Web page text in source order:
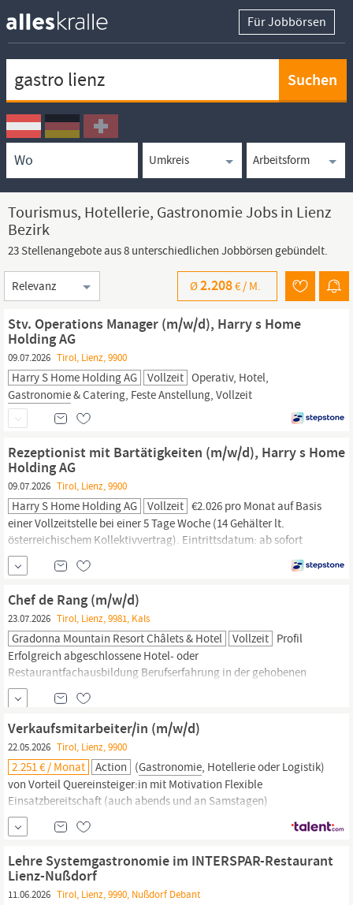
Für Jobbörsen
Ortssuche
Umkreissuche
Arbeitsform
Tourismus, Hotellerie, Gastronomie Jobs in Lienz
Bezirk
23 Stellenangebote aus 8 unterschiedlichen Jobbörsen gebündelt.
Sortierung
Ø2.208€ / M.
Stv. Operations Manager (m/w/d), Harry s Home
Holding AG
09.07.2026 Tirol, Lienz, 9900
Harry S Home Holding AG Vollzeit Operativ, Hotel,
Gastronomie& Catering, Feste Anstellung, Vollzeit
Rezeptionist mit Bartätigkeiten (m/w/d), Harry s Home
Holding AG
09.07.2026 Tirol, Lienz, 9900
Harry S Home Holding AG Vollzeit €2.026 pro Monat auf Basis
einer Vollzeitstelle bei einer 5 Tage Woche (14 Gehälter lt.
österreichischem Kollektivvertrag). Eintrittsdatum: ab sofort
Gehalt: 2.026,00 € brutto pro Monat JOKR1 AT, Mit
Berufserfahrung, Ohne Berufserfahrung, Administration |
Gastronomie
Vollzeit
Chef de Rang (m/w/d)
23.07.2026 Tirol, Lienz, 9981, Kals
Gradonna Mountain Resort Châlets & Hotel Vollzeit Profil
Erfolgreich abgeschlossene Hotel- oder
Restaurantfachausbildung Berufserfahrung in der gehobenen
Hotellerie/
Gastronomie
Zuverlässigkeit, Flexibilität und Belastbarkeit Sicheres und
gepflegtes Auftreten und Erscheinungsbild Kommunikative und
starke Persönlichkeit Freude am Beruf Langfristige
Zusammenarbeit
Verkaufsmitarbeiter/in (m/w/d)
22.05.2026 Tirol, Lienz, 9900
2.251 € / Monat Action (Gastronomie, Hotellerie oder Logistik)
von Vorteil Quereinsteiger:in mit Motivation Flexible
Einsatzbereitschaft (auch abends und an Samstagen)
Zuverlässige und motivierte Person Weil es mehr als nur ein Job
ist Wir stehen für Vielfalt. Bei Action sind alle willkommen – wir
Lehre Systemgastronomie im INTERSPAR-Restaurant
Lienz-Nußdorf
11.06.2026 Tirol, Lienz, 9990, Nußdorf Debant